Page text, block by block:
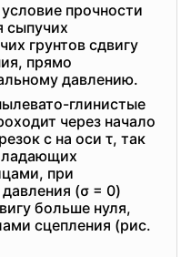
прочности
сыпучих
грунтов сдвигу
прямо
давлению.
глинистые
через начало
c на оси τ, так
при
(σ = 0)
больше нуля,
сцепления (рис.